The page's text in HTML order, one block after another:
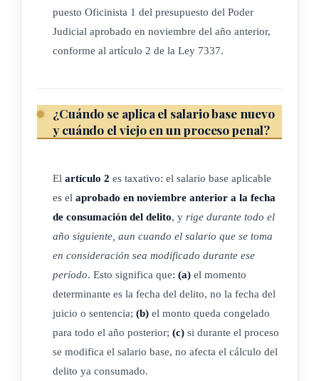
se tomará el de mayor monto para los efectos de este artículo.
La Corte Suprema de Justicia comunicará, por medio de
en el Diario Oficial La Gaceta, las variaciones anuales que se
Las modificaciones contenidas en esta Ley y las que se
hicieren
en un futuro al salario base del "Oficinista 1" citado, no se
13 del Código Penal y 490, inciso 4) del Código de
Procedimientos
Penales, excepto en los casos pendientes a la entrada en
puesto Oficinista 1 del presupuesto del Poder
Judicial aprobado en noviembre del año anterior,
conforme al artículo 2 de la Ley 7337.
¿Cuándo se aplica el salario base nuevo
y cuándo el viejo en un proceso penal?
El artículo 2 es taxativo: el salario base aplicable
es el aprobado en noviembre anterior a la fecha
de consumación del delito, y rige durante todo el
año siguiente, aun cuando el salario que se toma
en consideración sea modificado durante ese
período. Esto significa que: (a) el momento
determinante es la fecha del delito, no la fecha del
juicio o sentencia; (b) el monto queda congelado
para todo el año posterior; (c) si durante el proceso
se modifica el salario base, no afecta el cálculo del
delito ya consumado.